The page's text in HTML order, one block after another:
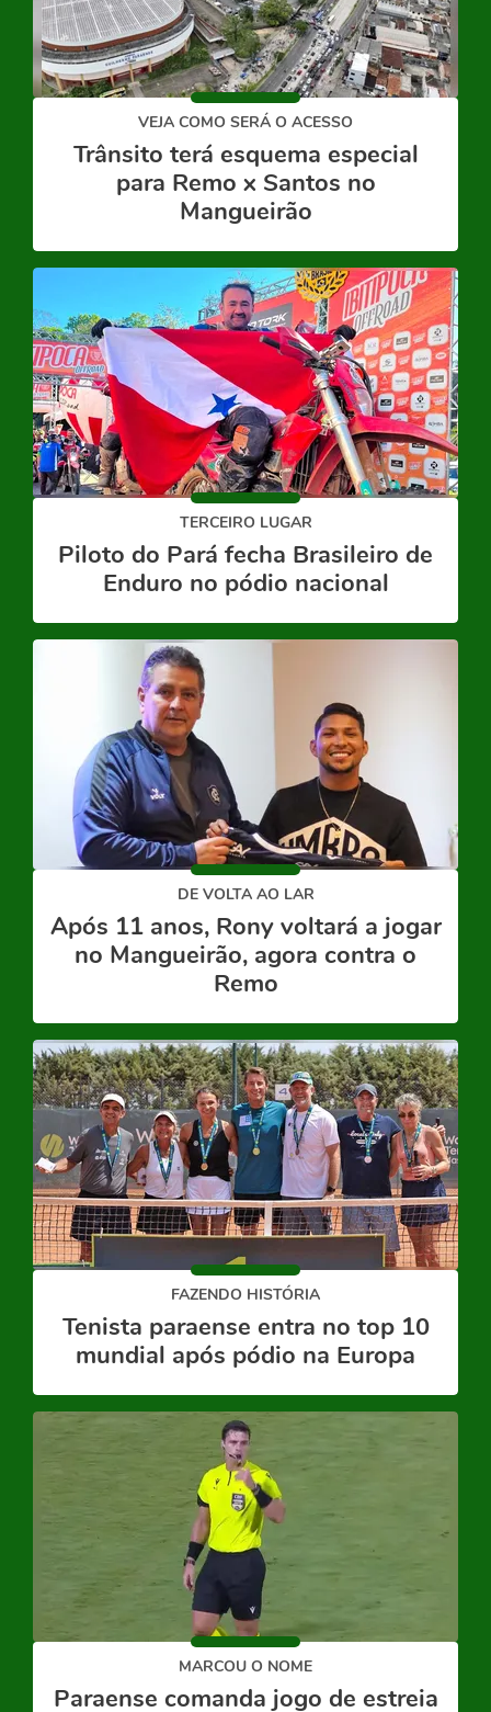
VEJA COMO SERÁ O ACESSO
Trânsito terá esquema especial
para Remo x Santos no
Mangueirão
TERCEIRO LUGAR
Piloto do Pará fecha Brasileiro de
Enduro no pódio nacional
DE VOLTA AO LAR
Após 11 anos, Rony voltará a jogar
no Mangueirão, agora contra o
Remo
FAZENDO HISTÓRIA
Tenista paraense entra no top 10
mundial após pódio na Europa
MARCOU O NOME
Paraense comanda jogo de estreia